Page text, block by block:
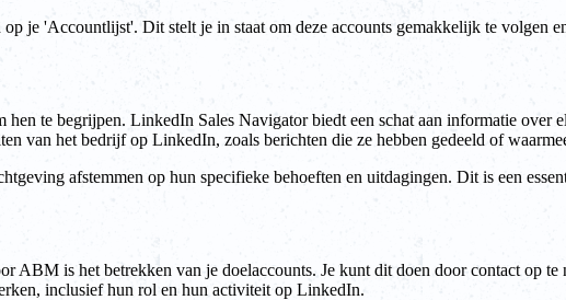
je 'Accountlijst'. Dit stelt je in staat om deze accounts gemakkelijk te volgen
te begrijpen. LinkedIn Sales Navigator biedt een schat aan informatie
van het bedrijf op LinkedIn, zoals berichten die ze hebben gedeeld of
afstemmen op hun specifieke behoeften en uitdagingen. Dit is een
ABM is het betrekken van je doelaccounts. Je kunt dit doen door contact op
inclusief hun rol en hun activiteit op LinkedIn.